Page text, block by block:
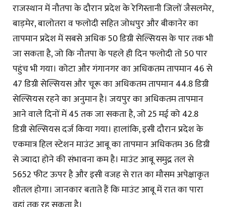
राजस्थान में नौतपा के दौरान प्रदेश के रेगिस्तानी जिलों जैसलमेर,
बाड़मेर, बालोतरा व फलोदी सहित जोधपुर और बीकानेर का
तापमान प्रदेश में सबसे अधिक 50 डिग्री सेल्सियस के पार तक भी
जा सकता है, जो कि नौतपा के पहले ही दिन फलोदी तो 50 पार
पहुंच भी गया। कोटा और गंगानगर का अधिकतम तापमान 46 से
47 डिग्री सेल्सियस और चूरू का अधिकतम तापमान 44.8 डिग्री
सेल्सियस रहने का अनुमान है। जयपुर का अधिकतम तापमान
आने वाले दिनों में 45 तक जा सकता है, जो 25 मई को 42.8
डिग्री सेल्सियस दर्ज किया गया। हालांकि, इसी दौरान प्रदेश के
एकमात्र हिल स्टेशन माउंट आबू का तापमान अधिकतम 36 डिग्री
से ज्यादा होने की संभावना कम है। माउंट आबू समुद्र तल से
5652 फीट ऊपर है और इसी वजह से रात का मौसम अपेक्षाकृत
शीतल होगा। जानकार बताते हैं कि माउंट आबू में रात का पारा